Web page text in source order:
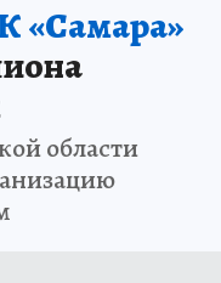
«Самара»
области